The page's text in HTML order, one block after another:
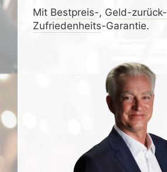
Mit Bestpreis-, Geld-zurück-
Zufrieden­­heits-Garantie.